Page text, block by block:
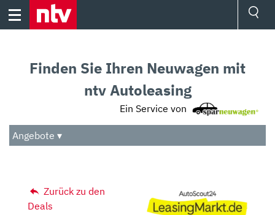
Skip
Audio
Das Beste
Finden Sie Ihren Neuwagen mit
ntv Autoleasing
Ein Service von
Angebote ▾
Zurück zu den
Deals